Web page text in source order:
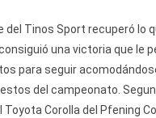
del Tinos Sport recuperó lo
una victoria que le
para seguir
del campeonato.
Toyota Corolla del Pfening